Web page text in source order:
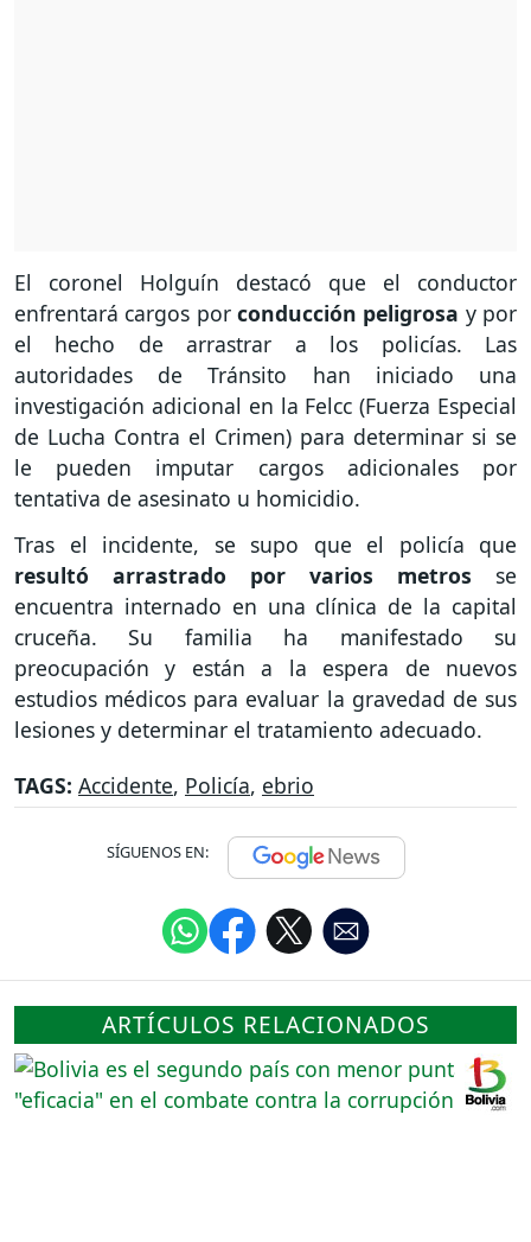
El coronel Holguín destacó que el conductor
enfrentará cargos porconducción peligrosa y por
el hecho de arrastrar a los policías. Las
autoridades de Tránsito han iniciado una
investigación adicional en la Felcc (Fuerza Especial
de Lucha Contra el Crimen) para determinar si se
le pueden imputar cargos adicionales por
tentativa de asesinato u homicidio.
Tras el incidente, se supo que el policía que
resultó arrastrado por varios metros se
encuentra internado en una clínica de la capital
cruceña. Su familia ha manifestado su
preocupación y están a la espera de nuevos
estudios médicos para evaluar la gravedad de sus
lesiones y determinar el tratamiento adecuado.
TAGS: Accidente, Policía, ebrio
SÍGUENOS EN:
ARTÍCULOS RELACIONADOS